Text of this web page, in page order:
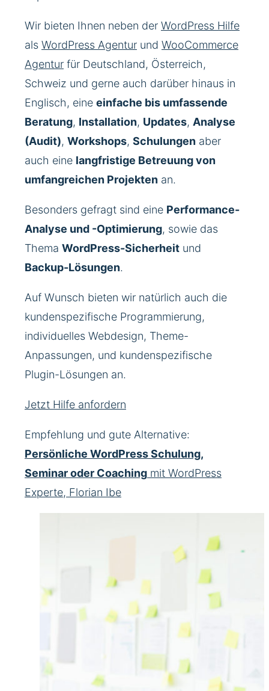
Wir bieten Ihnen neben der WordPress Hilfe
als WordPress Agentur und WooCommerce
Agentur für Deutschland, Österreich,
Schweiz und gerne auch darüber hinaus in
Englisch, eine einfache bis umfassende
Beratung, Installation, Updates, Analyse
(Audit), Workshops, Schulungen aber
auch eine langfristige Betreuung von
umfangreichen Projekten an.
Besonders gefragt sind eine Performance-
Analyse und -Optimierung, sowie das
Thema WordPress-Sicherheit und
Backup-Lösungen.
Auf Wunsch bieten wir natürlich auch die
kundenspezifische Programmierung,
individuelles Webdesign, Theme-
Anpassungen, und kundenspezifische
Plugin-Lösungen an.
Jetzt Hilfe anfordern
Empfehlung und gute Alternative:
Persönliche WordPress Schulung,
Seminar oder Coaching mit WordPress
Experte, Florian Ibe